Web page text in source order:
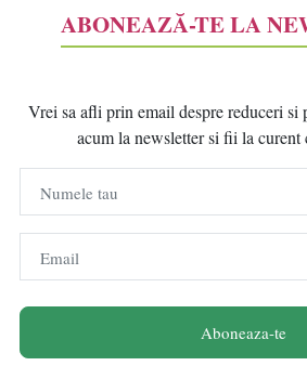
ABONEAZĂ-TE LA
Vrei sa afli prin email despre reduceri si
acum la newsletter si fii la curent
Numele tau
Email
Aboneaza-te